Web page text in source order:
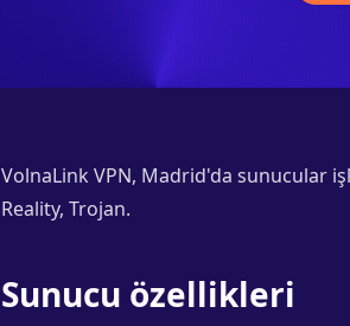
VolnaLink VPN, Madrid'da sunucular
Reality, Trojan.
Sunucu özellikleri